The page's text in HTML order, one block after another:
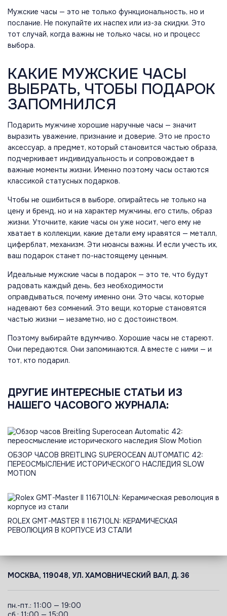
Мужские часы — это не только функциональность, но и
послание. Не покупайте их наспех или из-за скидки. Это
тот случай, когда важны не только часы, но и процесс
выбора.
КАКИЕ МУЖСКИЕ ЧАСЫ
ВЫБРАТЬ, ЧТОБЫ ПОДАРОК
ЗАПОМНИЛСЯ
Подарить мужчине хорошие наручные часы — значит
выразить уважение, признание и доверие. Это не просто
аксессуар, а предмет, который становится частью образа,
подчеркивает индивидуальность и сопровождает в
важные моменты жизни. Именно поэтому часы остаются
классикой статусных подарков.
Чтобы не ошибиться в выборе, опирайтесь не только на
цену и бренд, но и на характер мужчины, его стиль, образ
жизни. Уточните, какие часы он уже носит, чего ему не
хватает в коллекции, какие детали ему нравятся — металл,
циферблат, механизм. Эти нюансы важны. И если учесть их,
ваш подарок станет по-настоящему ценным.
Идеальные мужские часы в подарок — это те, что будут
радовать каждый день, без необходимости
оправдываться, почему именно они. Это часы, которые
надевают без сомнений. Это вещи, которые становятся
частью жизни — незаметно, но с достоинством.
Поэтому выбирайте вдумчиво. Хорошие часы не стареют.
Они передаются. Они запоминаются. А вместе с ними — и
тот, кто подарил.
ДРУГИЕ ИНТЕРЕСНЫЕ СТАТЬИ ИЗ
НАШЕГО ЧАСОВОГО ЖУРНАЛА:
ОБЗОР ЧАСОВ BREITLING SUPEROCEAN AUTOMATIC 42:
ПЕРЕОСМЫСЛЕНИЕ ИСТОРИЧЕСКОГО НАСЛЕДИЯ SLOW
MOTION
ROLEX GMT-MASTER II 116710LN: КЕРАМИЧЕСКАЯ
РЕВОЛЮЦИЯ В КОРПУСЕ ИЗ СТАЛИ
МОСКВА, 119048, УЛ. ХАМОВНИЧЕСКИЙ ВАЛ, Д. 36
пн.-пт.: 11:00 — 19:00